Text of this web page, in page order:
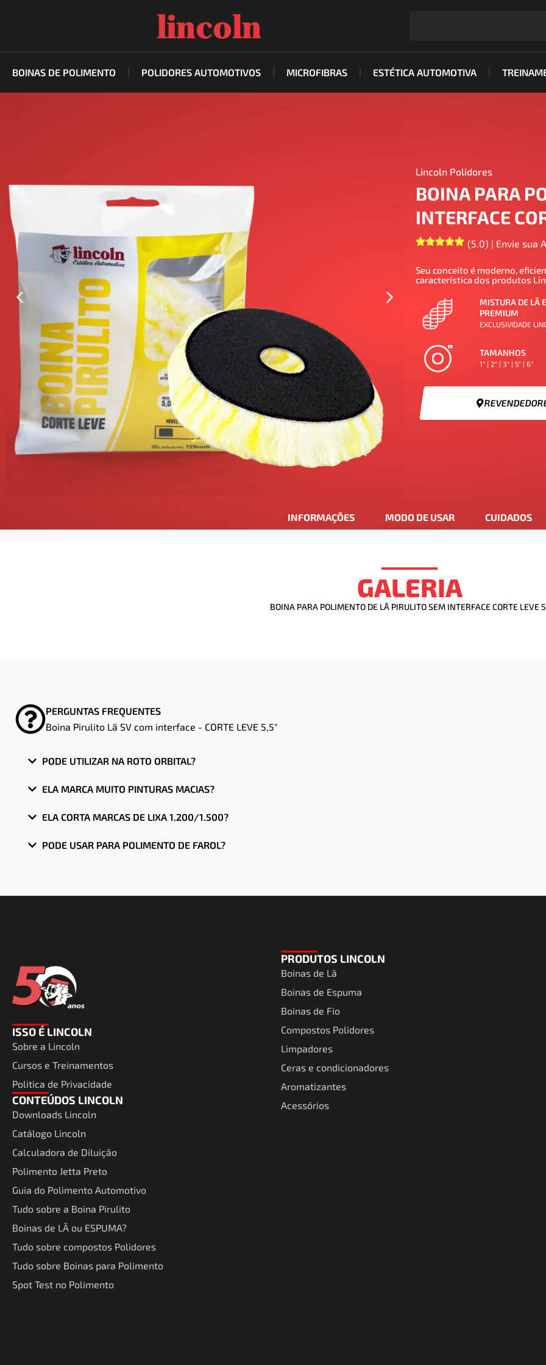
conteúdo
BOINAS DE POLIMENTO
POLIDORES AUTOMOTIVOS MICROFIBRAS ESTÉTICA AUTOMOTIVA
Lincoln Polidores
BOINA PARA
INTERFACE
(5.0) | Envie sua
Seu conceito é moderno,
característica dos produtos
MISTURA DE LÃ
PREMIUM
EXCLUSIVIDADE
TAMANHOS
1" | 2" | 3" | 5" | 6"
INFORMAÇÕES MODO DE USAR CUIDADOS
GALERIA
BOINA PARA POLIMENTO DE LÃ PIRULITO SEM INTERFACE CORTE LEVE
PERGUNTAS FREQUENTES
Boina Pirulito Lã SV com interface - CORTE LEVE 5,5"​
PODE UTILIZAR NA ROTO ORBITAL?
ELA MARCA MUITO PINTURAS MACIAS?
ELA CORTA MARCAS DE LIXA 1.200/1.500?
PODE USAR PARA POLIMENTO DE FAROL?
ISSO É LINCOLN
Sobre a Lincoln
Cursos e Treinamentos
Politica de Privacidade
CONTEÚDOS LINCOLN
Downloads Lincoln
Catálogo Lincoln
Calculadora de Diluição
Polimento Jetta Preto
Guia do Polimento Automotivo
Tudo sobre a Boina Pirulito
Boinas de LÃ ou ESPUMA?
Tudo sobre compostos Polidores
Tudo sobre Boinas para Polimento
Spot Test no Polimento
PRODUTOS LINCOLN
Boinas de Lã
Boinas de Espuma
Boinas de Fio
Compostos Polidores
Limpadores
Ceras e condicionadores
Aromatizantes
Acessórios